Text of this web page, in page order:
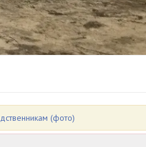
(фото)